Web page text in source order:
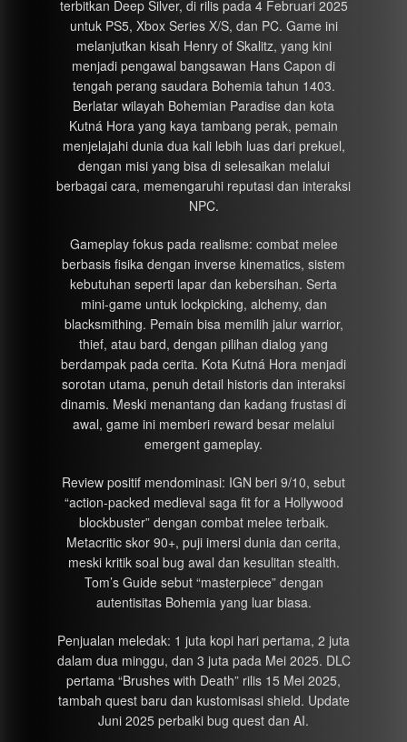
terbitkan Deep Silver, di rilis pada 4 Februari 2025
untuk PS5, Xbox Series X/S, dan PC. Game ini
melanjutkan kisah Henry of Skalitz, yang kini
menjadi pengawal bangsawan Hans Capon di
tengah perang saudara Bohemia tahun 1403.
Berlatar wilayah Bohemian Paradise dan kota
Kutná Hora yang kaya tambang perak, pemain
menjelajahi dunia dua kali lebih luas dari prekuel,
dengan misi yang bisa di selesaikan melalui
berbagai cara, memengaruhi reputasi dan interaksi
NPC.
Gameplay fokus pada realisme: combat melee
berbasis fisika dengan inverse kinematics, sistem
kebutuhan seperti lapar dan kebersihan. Serta
mini-game untuk lockpicking, alchemy, dan
blacksmithing. Pemain bisa memilih jalur warrior,
thief, atau bard, dengan pilihan dialog yang
berdampak pada cerita. Kota Kutná Hora menjadi
sorotan utama, penuh detail historis dan interaksi
dinamis. Meski menantang dan kadang frustasi di
awal, game ini memberi reward besar melalui
emergent gameplay.
Review positif mendominasi: IGN beri 9/10, sebut
“action-packed medieval saga fit for a Hollywood
blockbuster” dengan combat melee terbaik.
Metacritic skor 90+, puji imersi dunia dan cerita,
meski kritik soal bug awal dan kesulitan stealth.
Tom’s Guide sebut “masterpiece” dengan
autentisitas Bohemia yang luar biasa.
Penjualan meledak: 1 juta kopi hari pertama, 2 juta
dalam dua minggu, dan 3 juta pada Mei 2025. DLC
pertama “Brushes with Death” rilis 15 Mei 2025,
tambah quest baru dan kustomisasi shield. Update
Juni 2025 perbaiki bug quest dan AI.